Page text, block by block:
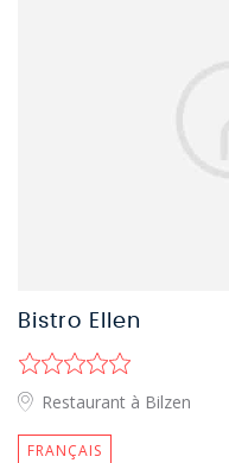
Bistro Ellen
Restaurant à Bilzen
FRANÇAIS